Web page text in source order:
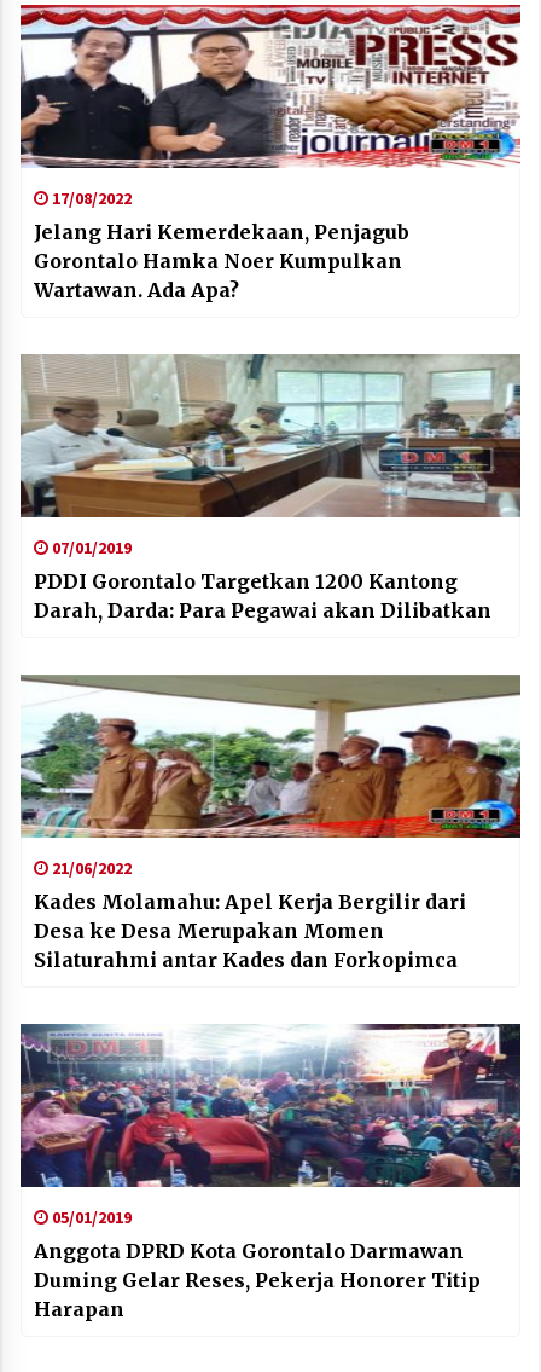
17/08/2022
Jelang Hari Kemerdekaan, Penjagub
Gorontalo Hamka Noer Kumpulkan
Wartawan. Ada Apa?
07/01/2019
PDDI Gorontalo Targetkan 1200 Kantong
Darah, Darda: Para Pegawai akan Dilibatkan
21/06/2022
Kades Molamahu: Apel Kerja Bergilir dari
Desa ke Desa Merupakan Momen
Silaturahmi antar Kades dan Forkopimca
05/01/2019
Anggota DPRD Kota Gorontalo Darmawan
Duming Gelar Reses, Pekerja Honorer Titip
Harapan